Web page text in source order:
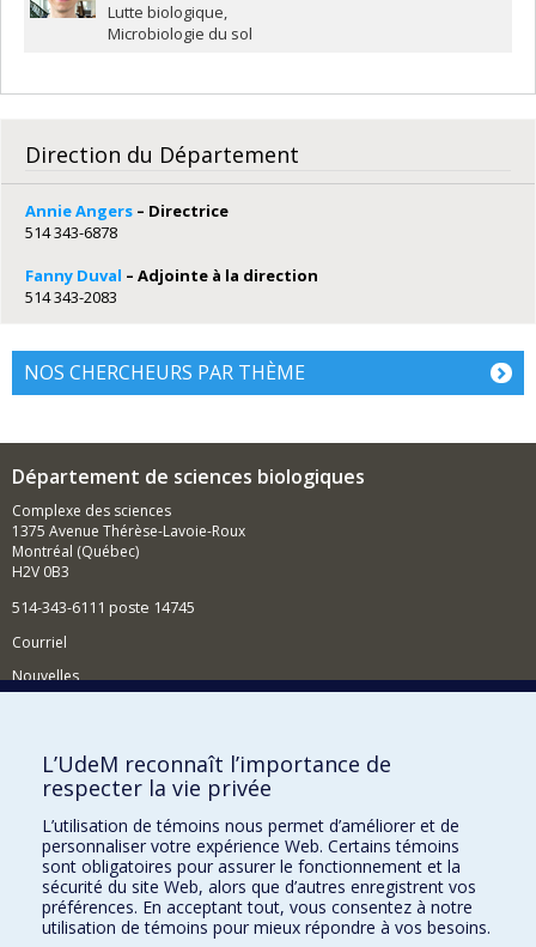
Lutte biologique
Microbiologie du sol
Direction du Département
Annie Angers – Directrice
514 343-6878
Fanny Duval – Adjointe à la direction
514 343-2083
NOS CHERCHEURS PAR THÈME
Département de sciences biologiques
Complexe des sciences
1375 Avenue Thérèse-Lavoie-Roux
Montréal (Québec)
H2V 0B3
514-343-6111 poste 14745
Courriel
Nouvelles
Comment soutenir le Département?
BESOIN D'AIDE?
Plan du site
Signaler une erreur
Accessibilité
FACULTÉ DES ARTS ET DES SCIENCES
L’UdeM reconnaît l’importance de
respecter la vie privée
L’utilisation de témoins nous permet d’améliorer et de
personnaliser votre expérience Web. Certains témoins
sont obligatoires pour assurer le fonctionnement et la
sécurité du site Web, alors que d’autres enregistrent vos
préférences. En acceptant tout, vous consentez à notre
utilisation de témoins pour mieux répondre à vos besoins.